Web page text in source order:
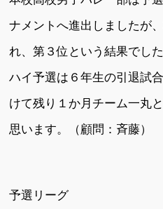
ナメントへ進出しましたが
れ、第３位という結果でし
ハイ予選は６年生の引退試
けて残り１か月チーム一丸
思います。（顧問：斉藤）
予選リーグ